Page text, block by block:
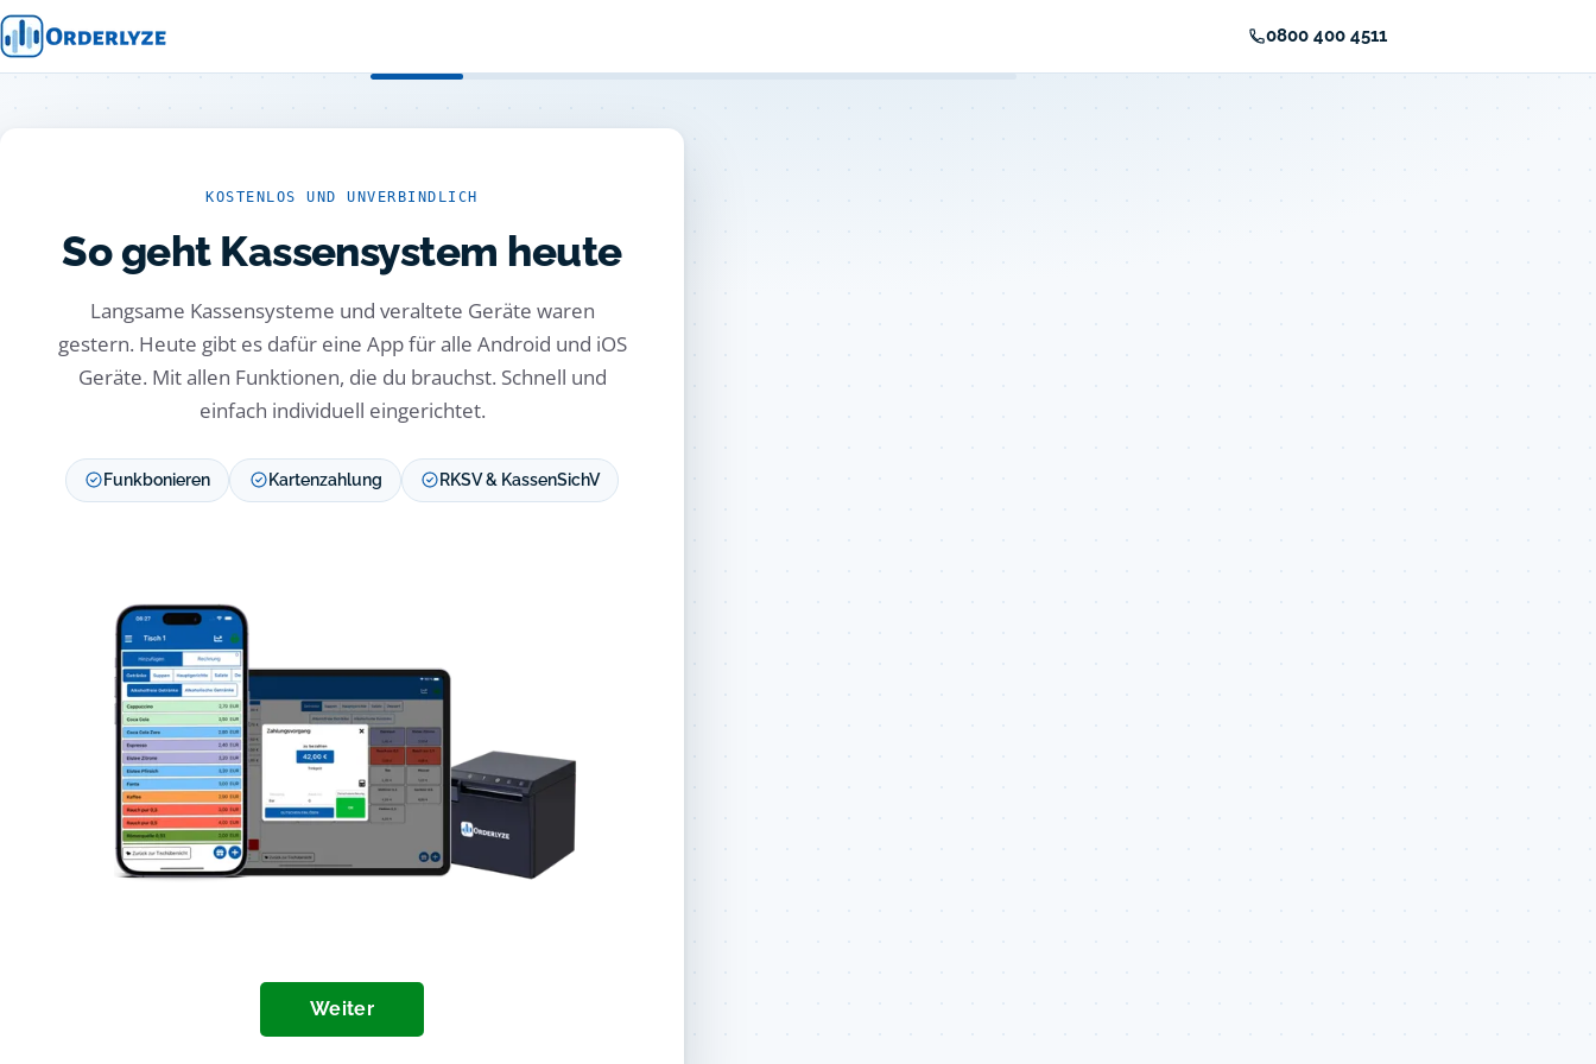
0800 400 4511
KOSTENLOS UND UNVERBINDLICH
So geht Kassensystem heute
Langsame Kassensysteme und veraltete Geräte waren
gestern. Heute gibt es dafür eine App für alle Android und iOS
Geräte. Mit allen Funktionen, die du brauchst. Schnell und
einfach individuell eingerichtet.
Funkbonieren Kartenzahlung RKSV & KassenSichV
Weiter